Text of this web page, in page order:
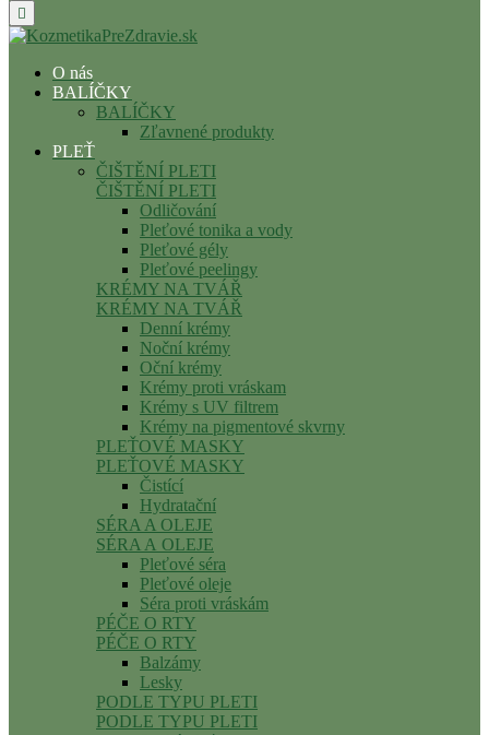

O nás
BALÍČKY
BALÍČKY
Zľavnené produkty
PLEŤ
ČIŠTĚNÍ PLETI
ČIŠTĚNÍ PLETI
Odličování
Pleťové tonika a vody
Pleťové gély
Pleťové peelingy
KRÉMY NA TVÁŘ
KRÉMY NA TVÁŘ
Denní krémy
Noční krémy
Oční krémy
Krémy proti vráskam
Krémy s UV filtrem
Krémy na pigmentové skvrny
PLEŤOVÉ MASKY
PLEŤOVÉ MASKY
Čistící
Hydratační
SÉRA A OLEJE
SÉRA A OLEJE
Pleťové séra
Pleťové oleje
Séra proti vráskám
PÉČE O RTY
PÉČE O RTY
Balzámy
Lesky
PODLE TYPU PLETI
PODLE TYPU PLETI